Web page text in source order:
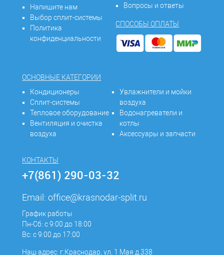
Напишите нам
Выбор сплит-системы
Политика
конфиденциальности
Вопросы и ответы
СПОСОБЫ ОПЛАТЫ
ОСНОВНЫЕ КАТЕГОРИИ
Кондиционеры
Сплит-системы
Тепловое оборудование
Вентиляция и очистка
воздуха
Увлажнители и мойки
воздуха
Водонагреватели и
котлы
Аксессуары и запчасти
КОНТАКТЫ
+7(861) 290-03-32
Email:office@krasnodar-split.ru
График работы
Пн-Сб: с 9:00 до 18:00
Вс: с 9:00 до 17:00
Наш адрес: г.Краснодар, ул. 1 Мая д.338